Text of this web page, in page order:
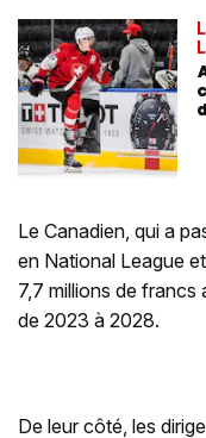
Le Canadien, qui a
en National League
7,7 millions de
de 2023 à 2028.
De leur côté, les